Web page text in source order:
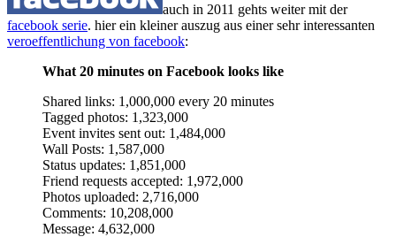
schwarzes
loch
(biggest
bullshit
database)
auch in 2011 gehts weiter mit der
facebook serie. hier ein kleiner auszug aus einer sehr interessanten
veroeffentlichung von facebook:
What 20 minutes on Facebook looks like
Shared links: 1,000,000 every 20 minutes
Tagged photos: 1,323,000
Event invites sent out: 1,484,000
Wall Posts: 1,587,000
Status updates: 1,851,000
Friend requests accepted: 1,972,000
Photos uploaded: 2,716,000
Comments: 10,208,000
Message: 4,632,000